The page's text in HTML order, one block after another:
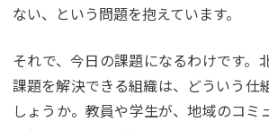
ない、という問題を抱えています。
それで、今日の課題になるわけです。
課題を解決できる組織は、どういう仕
しょうか。教員や学生が、地域のコミ